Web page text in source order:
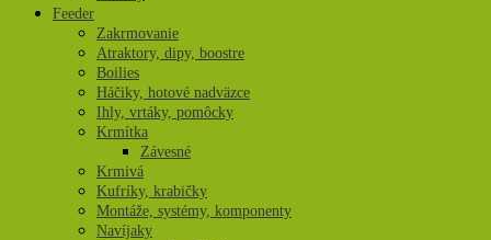
Feeder
Zakrmovanie
Atraktory, dipy, boostre
Boilies
Háčiky, hotové nadväzce
Ihly, vrtáky, pomôcky
Krmítka
Závesné
Krmivá
Kufríky, krabičky
Montáže, systémy, komponenty
Navíjaky